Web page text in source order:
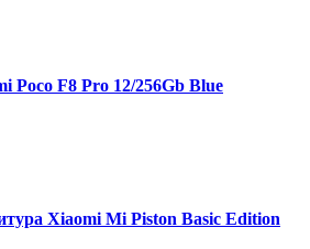
Poco F8 Pro 12/256Gb Blue
Xiaomi Mi Piston Basic Edition